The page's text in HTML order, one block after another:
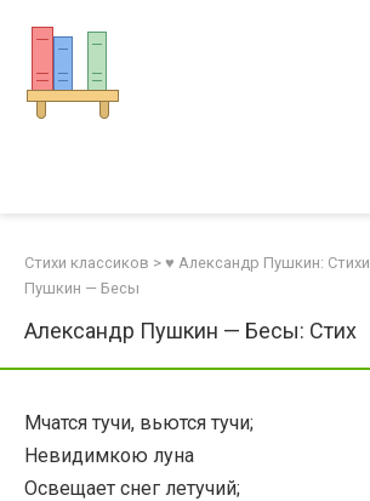
контенту
Стихи классиков > ♥ Александр Пушкин: Стихи
Пушкин — Бесы
Александр Пушкин — Бесы: Стих
Мчатся тучи, вьются тучи;
Невидимкою луна
Освещает снег летучий;